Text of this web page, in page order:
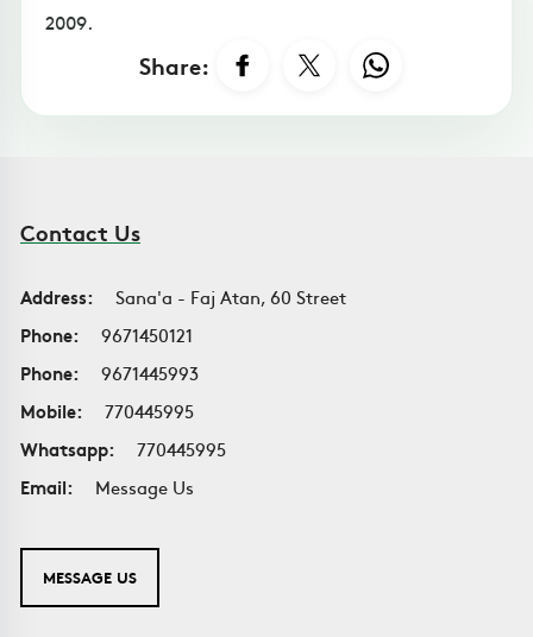
2009.
Share:
Contact Us
Address:
Sana'a - Faj Atan, 60 Street
Phone:
9671450121
Phone:
9671445993
Mobile:
770445995
Whatsapp:
770445995
Email:
Message Us
MESSAGE US